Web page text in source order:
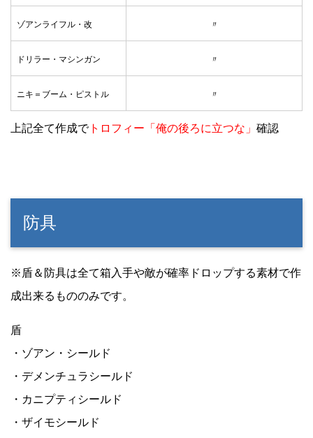
ゾアンライフル・改 〃
ドリラー・マシンガン 〃
ニキ＝ブーム・ピストル 〃
上記全て作成でトロフィー「俺の後ろに立つな」 確認
防具
※盾＆防具は全て箱入手や敵が確率ドロップする素材で作
成出来るもののみです。
盾
・ゾアン・シールド
・デメンチュラシールド
・カニプティシールド
・ザイモシールド